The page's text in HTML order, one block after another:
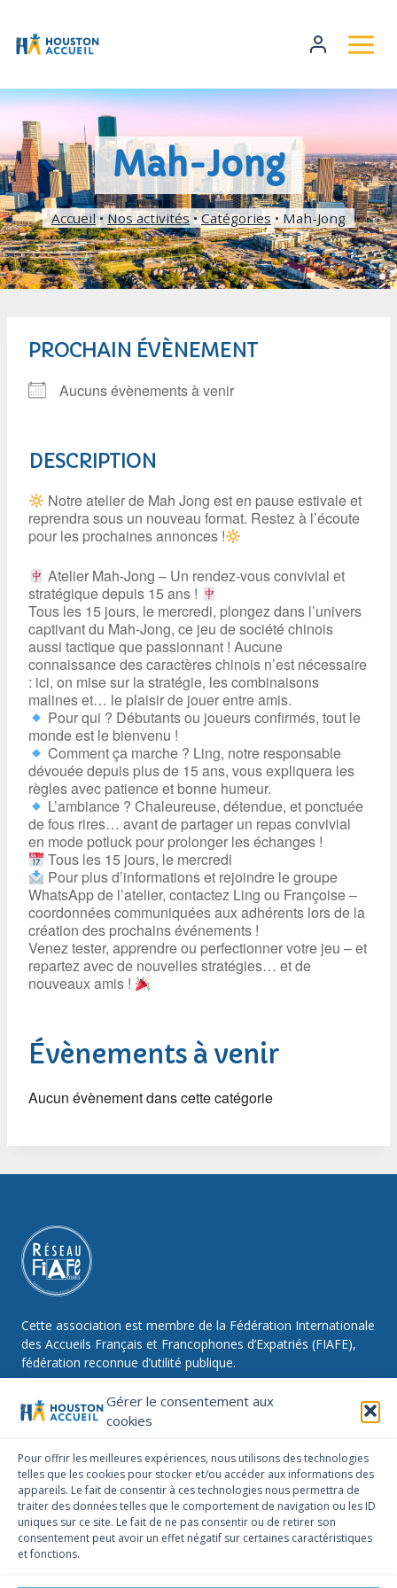
Gérer le consentement aux
cookies
Pour offrir les meilleures expériences, nous utilisons des technologies
telles que les cookies pour stocker et/ou accéder aux informations des
appareils. Le fait de consentir à ces technologies nous permettra de
traiter des données telles que le comportement de navigation ou les ID
uniques sur ce site. Le fait de ne pas consentir ou de retirer son
consentement peut avoir un effet négatif sur certaines caractéristiques
et fonctions.
Mah-Jong
Accueil•Nos activités•Catégories•Mah-Jong
PROCHAIN ÉVÈNEMENT
Aucuns évènements à venir
DESCRIPTION
Notre atelier de Mah Jong est en pause estivale et
reprendra sous un nouveau format. Restez à l’écoute
pour les prochaines annonces !
Atelier Mah-Jong – Un rendez-vous convivial et
stratégique depuis 15 ans !
Tous les 15 jours, le mercredi, plongez dans l’univers
captivant du Mah-Jong, ce jeu de société chinois
aussi tactique que passionnant ! Aucune
connaissance des caractères chinois n’est nécessaire
: ici, on mise sur la stratégie, les combinaisons
malines et… le plaisir de jouer entre amis.
Pour qui ? Débutants ou joueurs confirmés, tout le
monde est le bienvenu !
Comment ça marche ? Ling, notre responsable
dévouée depuis plus de 15 ans, vous expliquera les
règles avec patience et bonne humeur.
L’ambiance ? Chaleureuse, détendue, et ponctuée
de fous rires… avant de partager un repas convivial
en mode potluck pour prolonger les échanges !
Tous les 15 jours, le mercredi
Pour plus d’informations et rejoindre le groupe
WhatsApp de l’atelier, contactez Ling ou Françoise –
coordonnées communiquées aux adhérents lors de la
création des prochains événements !
Venez tester, apprendre ou perfectionner votre jeu – et
repartez avec de nouvelles stratégies… et de
nouveaux amis !
Évènements à venir
Aucun évènement dans cette catégorie
Cette association est membre de la Fédération Internationale
des Accueils Français et Francophones d’Expatriés (FIAFE),
fédération reconnue d’utilité publique.
NOUS SUIVRE
Facebook Instagram Linkedin
NOUS CONTACTER
infos@houstonaccueil.org